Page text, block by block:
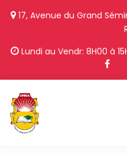
17, Avenue du Grand
Lundi au Vendr: 8H00 à